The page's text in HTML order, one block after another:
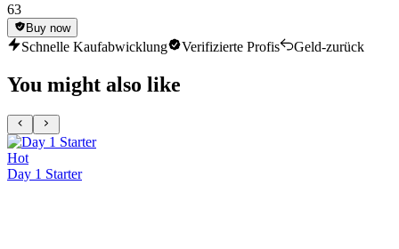
63
Buy now
Schnelle Kaufabwicklung Verifizierte Profis Geld-zurück
You might also like
Hot
Day 1 Starter